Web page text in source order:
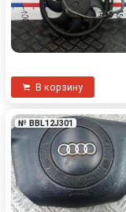
В корзину
№ BBL12J301